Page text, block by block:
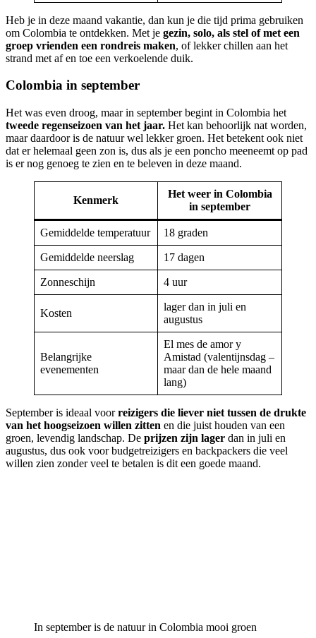
Heb je in deze maand vakantie, dan kun je die tijd prima gebruiken
om Colombia te ontdekken. Met je gezin, solo, als stel of met een
groep vrienden een rondreis maken, of lekker chillen aan het
strand met af en toe een verkoelende duik.
Colombia in september
Het was even droog, maar in september begint in Colombia het
tweede regenseizoen van het jaar. Het kan behoorlijk nat worden,
maar daardoor is de natuur wel lekker groen. Het betekent ook niet
dat er helemaal geen zon is, dus als je een poncho meeneemt op pad
is er nog genoeg te zien en te beleven in deze maand.
Kenmerk
Het weer in Colombia
in september
Gemiddelde temperatuur 18 graden
Gemiddelde neerslag 17 dagen
Zonneschijn 4 uur
Kosten
lager dan in juli en
augustus
Belangrijke
evenementen
El mes de amor y
Amistad (valentijnsdag –
maar dan de hele maand
lang)
September is ideaal voorreizigers die liever niet tussen de drukte
van het hoogseizoen willen zitten en die juist houden van een
groen, levendig landschap. De prijzen zijn lager dan in juli en
augustus, dus ook voor budgetreizigers en backpackers die veel
willen zien zonder veel te betalen is dit een goede maand.
In september is de natuur in Colombia mooi groen